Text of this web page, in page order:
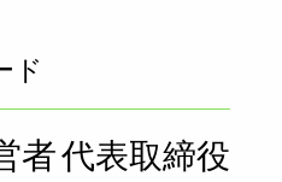
ド
者代表取締役